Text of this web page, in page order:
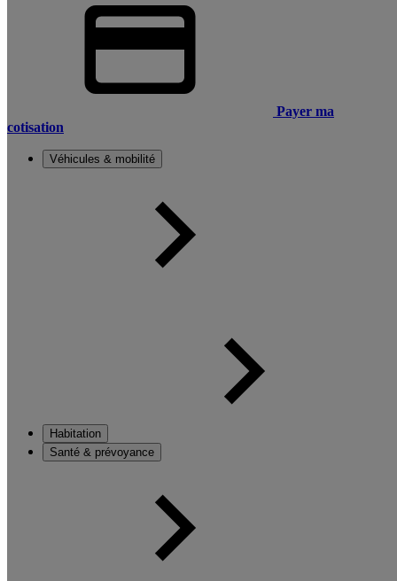
Payer ma
cotisation
Véhicules & mobilité
Habitation
Santé & prévoyance